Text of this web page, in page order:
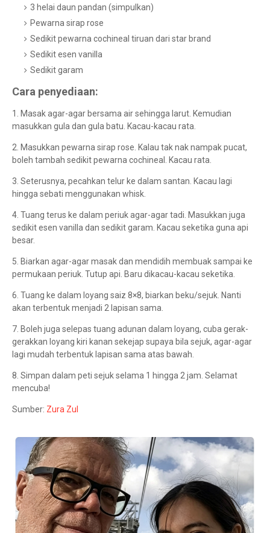
3 helai daun pandan (simpulkan)
Pewarna sirap rose
Sedikit pewarna cochineal tiruan dari star brand
Sedikit esen vanilla
Sedikit garam
Cara penyediaan:
1. Masak agar-agar bersama air sehingga larut. Kemudian
masukkan gula dan gula batu. Kacau-kacau rata.
2. Masukkan pewarna sirap rose. Kalau tak nak nampak pucat,
boleh tambah sedikit pewarna cochineal. Kacau rata.
3. Seterusnya, pecahkan telur ke dalam santan. Kacau lagi
hingga sebati menggunakan whisk.
4. Tuang terus ke dalam periuk agar-agar tadi. Masukkan juga
sedikit esen vanilla dan sedikit garam. Kacau seketika guna api
besar.
5. Biarkan agar-agar masak dan mendidih membuak sampai ke
permukaan periuk. Tutup api. Baru dikacau-kacau seketika.
6. Tuang ke dalam loyang saiz 8×8, biarkan beku/sejuk. Nanti
akan terbentuk menjadi 2 lapisan sama.
7. Boleh juga selepas tuang adunan dalam loyang, cuba gerak-
gerakkan loyang kiri kanan sekejap supaya bila sejuk, agar-agar
lagi mudah terbentuk lapisan sama atas bawah.
8. Simpan dalam peti sejuk selama 1 hingga 2 jam. Selamat
mencuba!
Sumber: Zura Zul